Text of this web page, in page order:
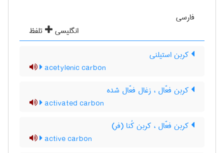
فارسی
انگلیسی
تلفظ
کربن استیلنی
acetylenic carbon
کربن فعّال ، زغال فعّال شده
activated carbon
کربن فعّال ، کربن کُنا (فر)
active carbon